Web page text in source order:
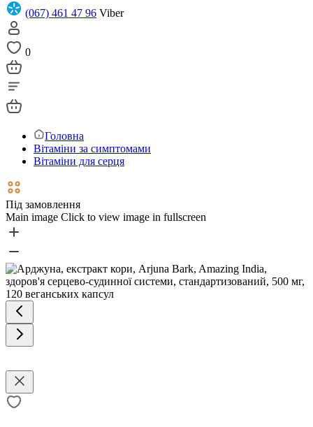
(067) 461 47 96 Viber
0
Головна
Вітаміни за симптомами
Вітаміни для серця
Під замовлення
Main image Click to view image in fullscreen